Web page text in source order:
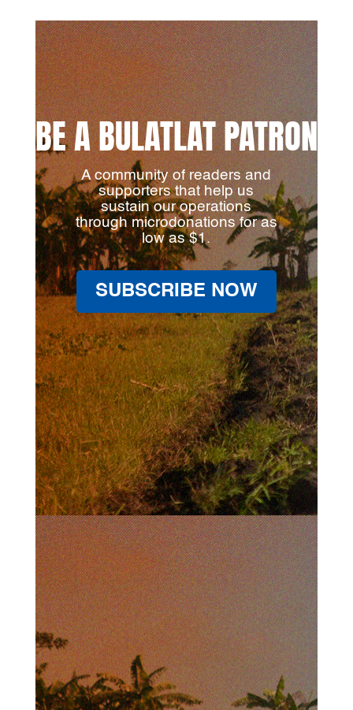
BE A BULATLAT PATRON
A community of readers and
supporters that help us
sustain our operations
through microdonations for as
low as $1.
SUBSCRIBE NOW